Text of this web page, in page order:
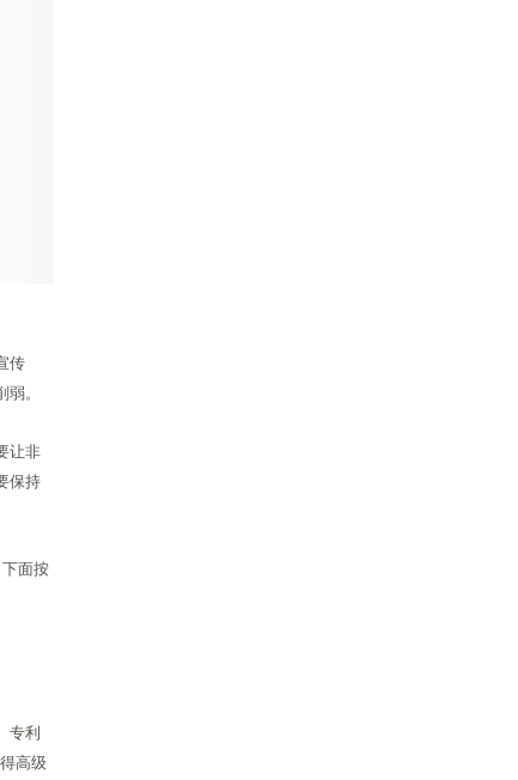
传
。
让非
保持
面按
专利
高级